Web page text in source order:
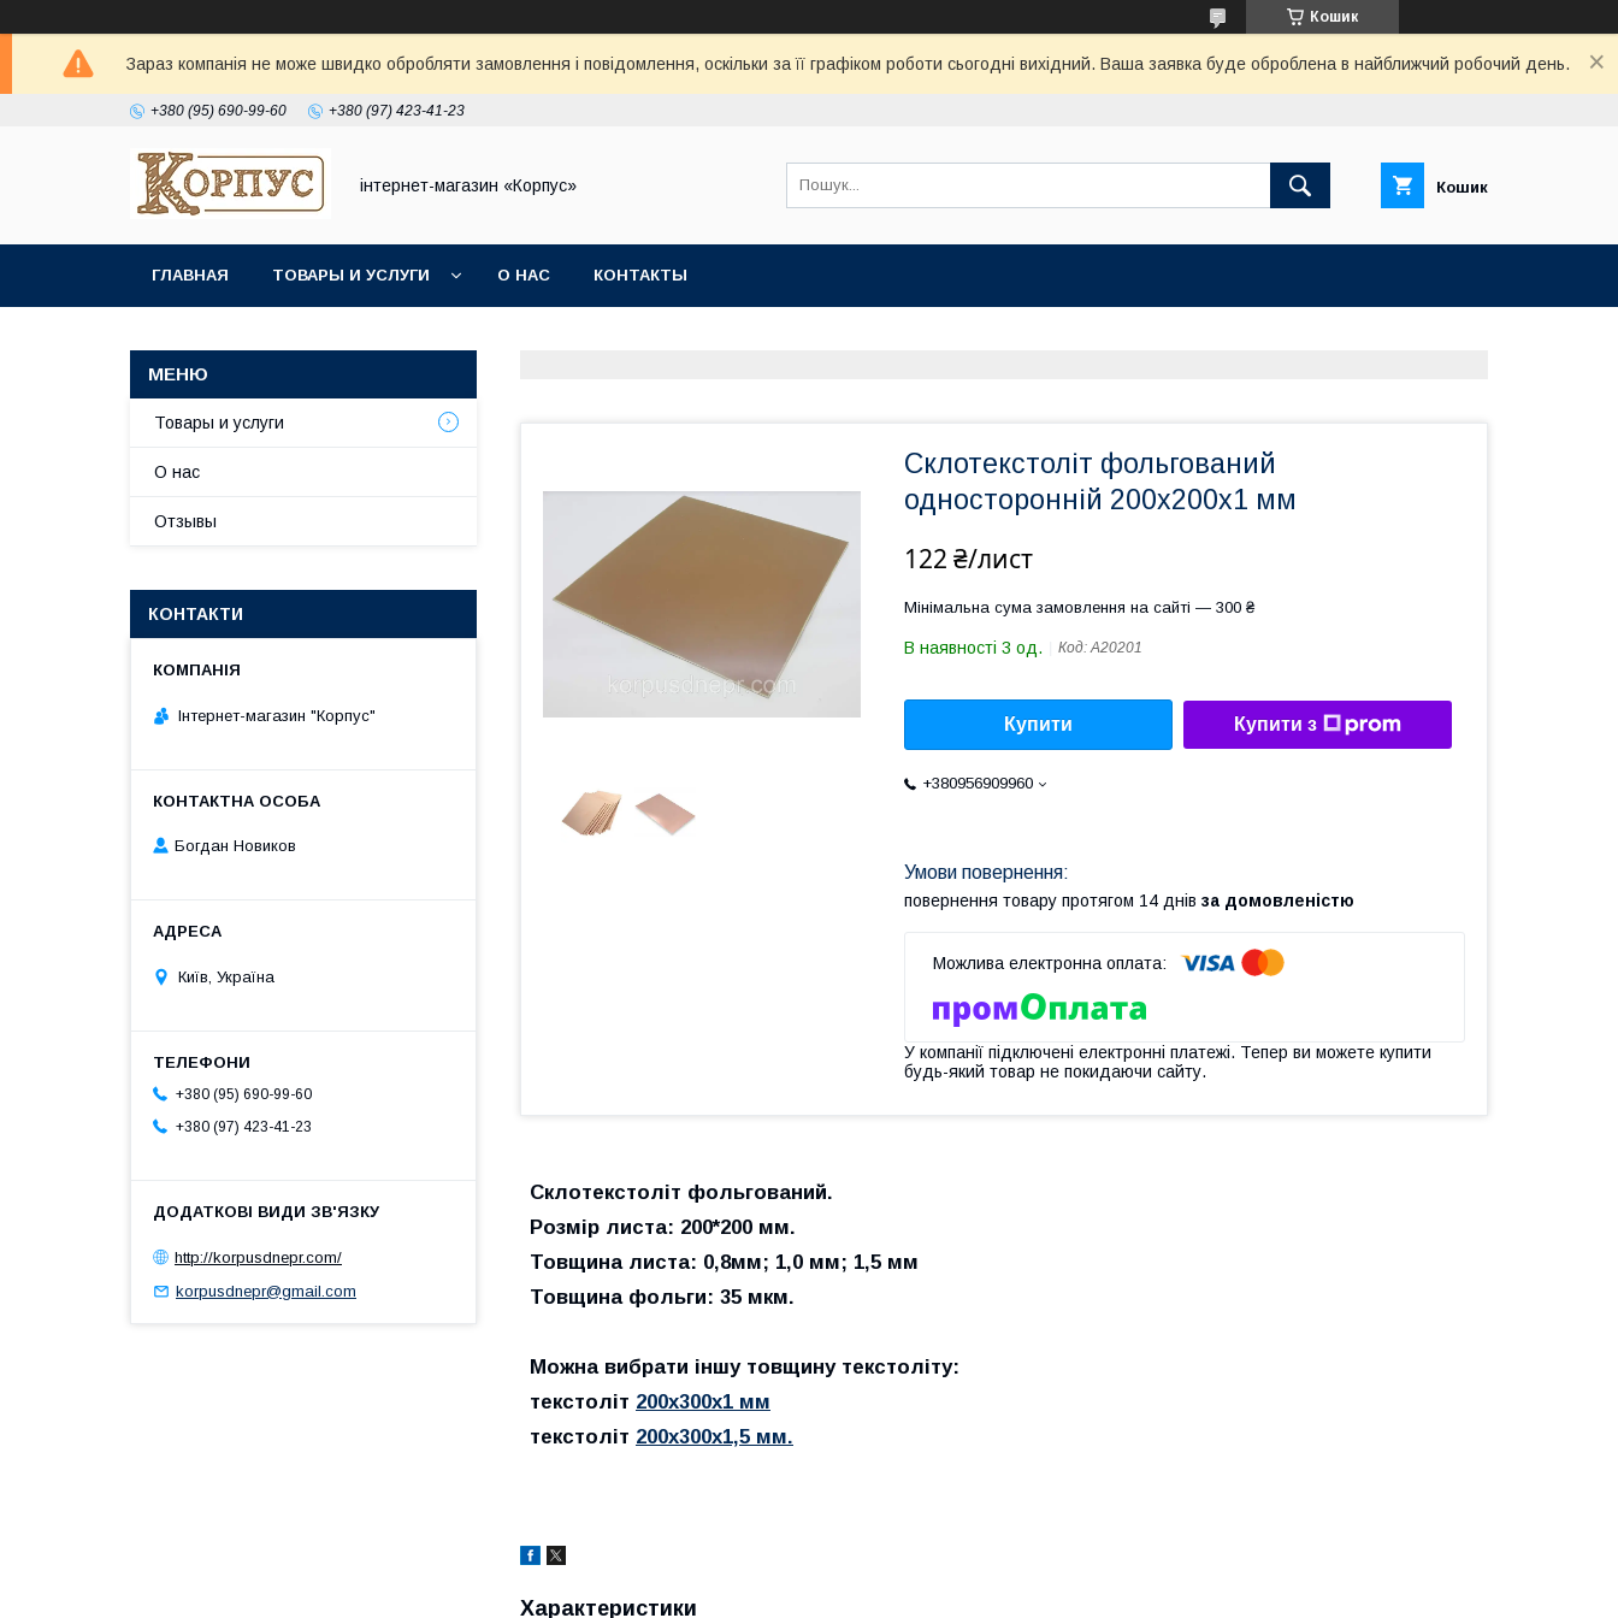
Кошик
Зараз компанія не може швидко обробляти замовлення і повідомлення, оскільки за її графіком роботи сьогодні вихідний. Ваша заявка буде оброблена в найближчий робочий день.
+380 (95) 690-99-60 +380 (97) 423-41-23
інтернет-магазин «Корпус» Кошик
ГЛАВНАЯ ТОВАРЫ И УСЛУГИ О НАС КОНТАКТЫ
Склотекстоліт фольгований
односторонній 200х200х1 мм
122 ₴/лист
Мінімальна сума замовлення на сайті — 300 ₴
В наявності 3 од. Код:A20201
Купити Купити з
+380956909960
повернення товару протягом 14 днів за домовленістю
У компанії підключені електронні платежі. Тепер ви можете купити
будь-який товар не покидаючи сайту.
Склотекстоліт фольгований.
Розмір листа: 200*200 мм.
Товщина листа: 0,8мм; 1,0 мм; 1,5 мм
Товщина фольги: 35 мкм.
Можна вибрати іншу товщину текстоліту:
текстоліт 200х300х1 мм
текстоліт 200х300х1,5 мм.
Характеристики
Товары и услуги
О нас
Отзывы
КОНТАКТИ
Інтернет-магазин "Корпус"
Богдан Новиков
Київ, Україна
+380 (95) 690-99-60
+380 (97) 423-41-23
http://korpusdnepr.com/
korpusdnepr@gmail.com